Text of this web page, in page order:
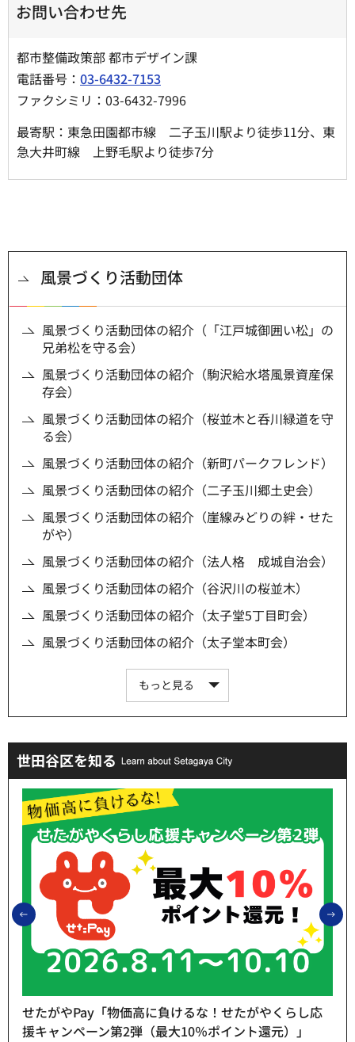
お問い合わせ先
都市整備政策部 都市デザイン課
電話番号： 03-6432-7153
ファクシミリ：03-6432-7996
最寄駅：東急田園都市線 二子玉川駅より徒歩11分、東
急大井町線 上野毛駅より徒歩7分
風景づくり活動団体
風景づくり活動団体の紹介（「江戸城御囲い松」の
兄弟松を守る会）
風景づくり活動団体の紹介（駒沢給水塔風景資産保
存会）
風景づくり活動団体の紹介（桜並木と呑川緑道を守
る会）
風景づくり活動団体の紹介（新町パークフレンド）
風景づくり活動団体の紹介（二子玉川郷土史会）
風景づくり活動団体の紹介（崖線みどりの絆・せた
がや）
風景づくり活動団体の紹介（法人格 成城自治会）
風景づくり活動団体の紹介（谷沢川の桜並木）
風景づくり活動団体の紹介（太子堂5丁目町会）
風景づくり活動団体の紹介（太子堂本町会）
もっと見る
世田谷区を知る
前のスライドを表示
せたがやPay「物価高に負けるな！せたがやくらし応
援キャンペーン第2弾（最大10％ポイント還元）」